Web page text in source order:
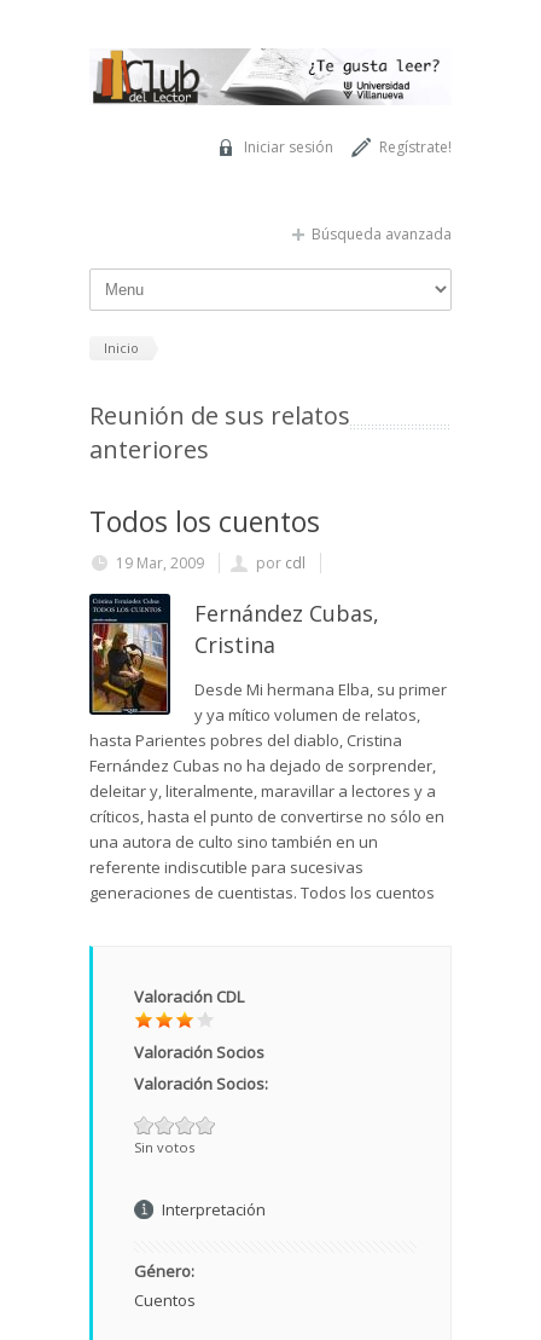
Regístrate!
Iniciar sesión
Búsqueda avanzada
Inicio
Reunión de sus relatos
anteriores
Todos los cuentos
19 Mar, 2009 por cdl
Fernández Cubas,
Cristina
Desde Mi hermana Elba, su primer
y ya mítico volumen de relatos,
hasta Parientes pobres del diablo, Cristina
Fernández Cubas no ha dejado de sorprender,
deleitar y, literalmente, maravillar a lectores y a
críticos, hasta el punto de convertirse no sólo en
una autora de culto sino también en un
referente indiscutible para sucesivas
generaciones de cuentistas. Todos los cuentos
Valoración CDL
Valoración Socios
Valoración Socios:
Sin votos
Interpretación
Género:
Cuentos